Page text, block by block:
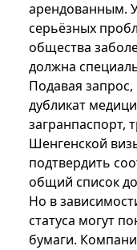
арендованным.
серьёзных
общества
должна
Подавая
дубликат
загранпаспорт,
Шенгенской
подтвердить
общий список
Но в
статуса могут
бумаги.